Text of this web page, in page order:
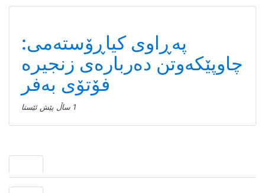
پەڕاوی کیاڕۆستەمی:
چاوپێکەوتن دەربارەی زنجیرە
فۆتۆی بەفر
1 ساڵ پێش ئێستا